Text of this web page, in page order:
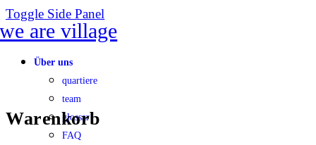
Toggle Side Panel
Über uns
quartiere
team
glossar
FAQ
Warenkorb